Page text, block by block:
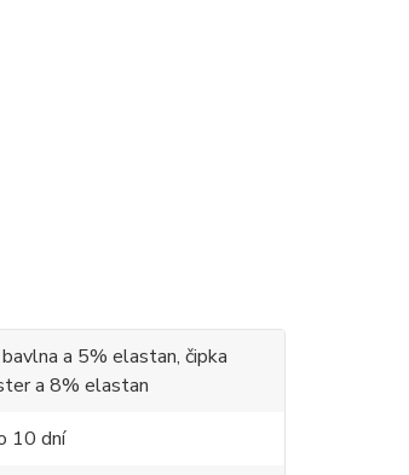
a 5% elastan, čipka
a 8% elastan
10 dní